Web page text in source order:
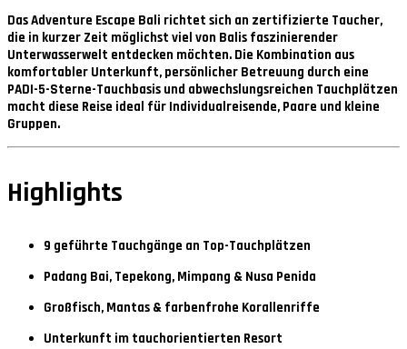
DasAdventure Escape Bali richtet sich an zertifizierte Taucher,
die in kurzer Zeit möglichst viel von Balis faszinierender
Unterwasserwelt entdecken möchten. Die Kombination aus
komfortabler Unterkunft, persönlicher Betreuung durch eine
PADI-5-Sterne-Tauchbasis und abwechslungsreichen Tauchplätzen
macht diese Reise ideal für Individualreisende, Paare und kleine
Gruppen.
Highlights
9 geführte Tauchgänge an Top-Tauchplätzen
Padang Bai, Tepekong, Mimpang & Nusa Penida
Großfisch, Mantas & farbenfrohe Korallenriffe
Unterkunft im tauchorientierten Resort